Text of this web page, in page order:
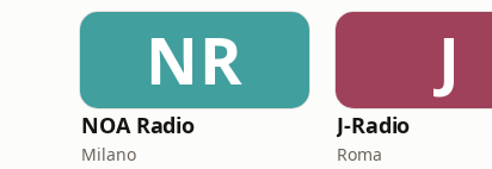
NR
NOA Radio
Milano
J
J-Radio
Roma